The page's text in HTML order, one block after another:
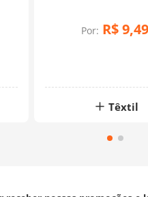
Por: R$ 9,49
Têxtil